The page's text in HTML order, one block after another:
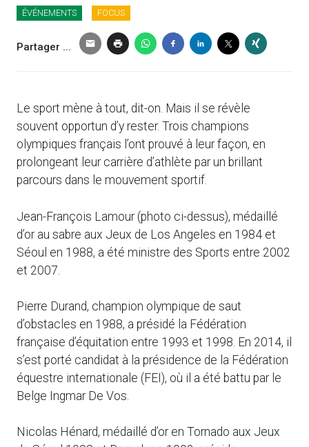
ÉVÉNEMENTS FOCUS
Partager ...
Le sport mène à tout, dit-on. Mais il se révèle
souvent opportun d’y rester. Trois champions
olympiques français l’ont prouvé à leur façon, en
prolongeant leur carrière d’athlète par un brillant
parcours dans le mouvement sportif.
Jean-François Lamour (photo ci-dessus), médaillé
d’or au sabre aux Jeux de Los Angeles en 1984 et
Séoul en 1988, a été ministre des Sports entre 2002
et 2007.
Pierre Durand, champion olympique de saut
d’obstacles en 1988, a présidé la Fédération
française d’équitation entre 1993 et 1998. En 2014, il
s’est porté candidat à la présidence de la Fédération
équestre internationale (FEI), où il a été battu par le
Belge Ingmar De Vos.
Nicolas Hénard, médaillé d’or en Tornado aux Jeux